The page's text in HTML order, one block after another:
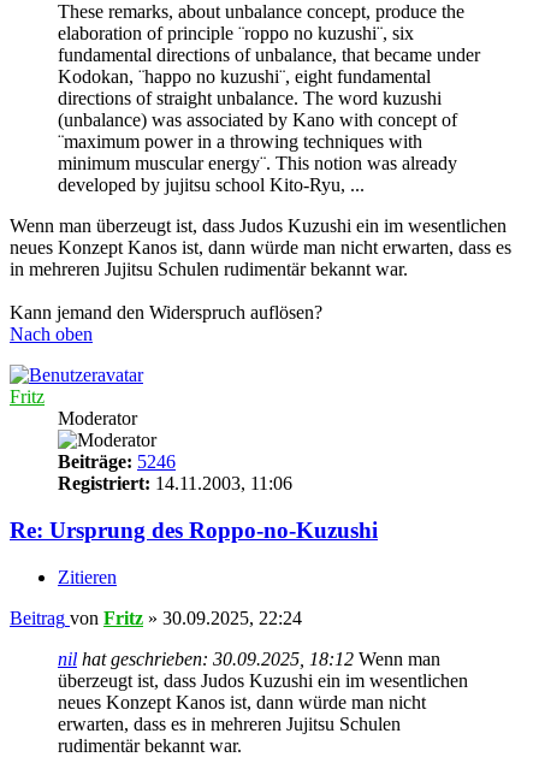
These remarks, about unbalance concept, produce the
elaboration of principle ¨roppo no kuzushi¨, six
fundamental directions of unbalance, that became under
Kodokan, ¨happo no kuzushi¨, eight fundamental
directions of straight unbalance. The word kuzushi
(unbalance) was associated by Kano with concept of
¨maximum power in a throwing techniques with
minimum muscular energy¨. This notion was already
developed by jujitsu school Kito-Ryu, ...
Wenn man überzeugt ist, dass Judos Kuzushi ein im wesentlichen
neues Konzept Kanos ist, dann würde man nicht erwarten, dass es
in mehreren Jujitsu Schulen rudimentär bekannt war.
Kann jemand den Widerspruch auflösen?
Nach oben
Fritz
Moderator
Beiträge: 5246
Registriert: 14.11.2003, 11:06
Re: Ursprung des Roppo-no-Kuzushi
Zitieren
Beitrag von Fritz » 30.09.2025, 22:24
nil hat geschrieben: 30.09.2025, 18:12 Wenn man
überzeugt ist, dass Judos Kuzushi ein im wesentlichen
neues Konzept Kanos ist, dann würde man nicht
erwarten, dass es in mehreren Jujitsu Schulen
rudimentär bekannt war.